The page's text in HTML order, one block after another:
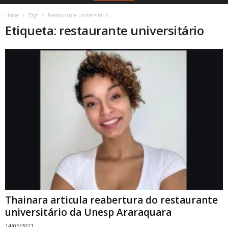
Home Tags Restaurante universitário
Etiqueta: restaurante universitário
Thainara articula reabertura do restaurante
universitário da Unesp Araraquara